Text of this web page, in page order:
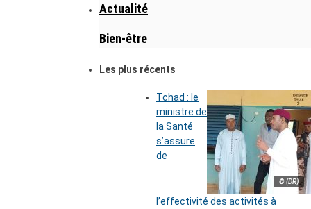
Actualité
Bien-être
Les plus récents
© (DR)
Tchad : le
ministre de
la Santé
s’assure
de
l’effectivité des activités à